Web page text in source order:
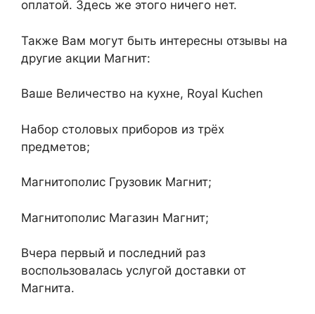
оплатой. Здесь же этого ничего нет.
Также Вам могут быть интересны отзывы на
другие акции Магнит:
Ваше Величество на кухне, Royal Kuchen
Набор столовых приборов из трёх
предметов;
Магнитополис Грузовик Магнит;
Магнитополис Магазин Магнит;
Вчера первый и последний раз
воспользовалась услугой доставки от
Магнита.